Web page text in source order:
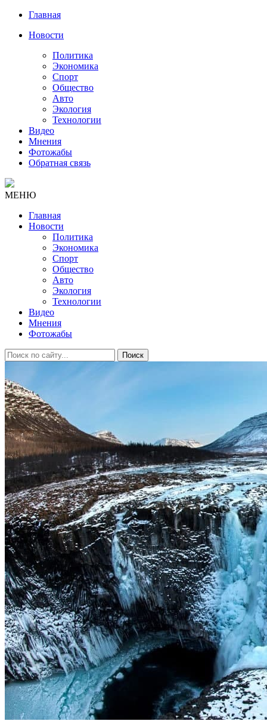
Главная
Новости
Политика
Экономика
Спорт
Общество
Авто
Экология
Технологии
Видео
Мнения
Фотожабы
Обратная связь
МЕНЮ
Главная
Новости
Политика
Экономика
Спорт
Общество
Авто
Экология
Технологии
Видео
Мнения
Фотожабы
Поиск